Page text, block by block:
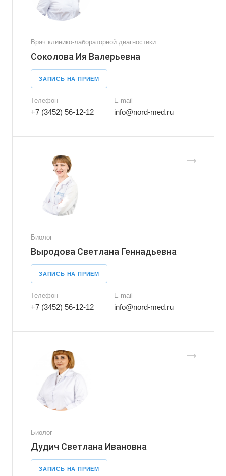
Врач клинико-лабораторной диагностики
Соколова Ия Валерьевна
ЗАПИСЬ НА ПРИЁМ
Телефон
+7 (3452) 56-12-12
E-mail
info@nord-med.ru
Биолог
Выродова Светлана Геннадьевна
ЗАПИСЬ НА ПРИЁМ
Телефон
+7 (3452) 56-12-12
E-mail
info@nord-med.ru
Биолог
Дудич Светлана Ивановна
ЗАПИСЬ НА ПРИЁМ